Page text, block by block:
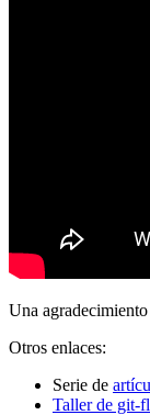
Una
Otros enlaces:
Serie de
Taller de git-